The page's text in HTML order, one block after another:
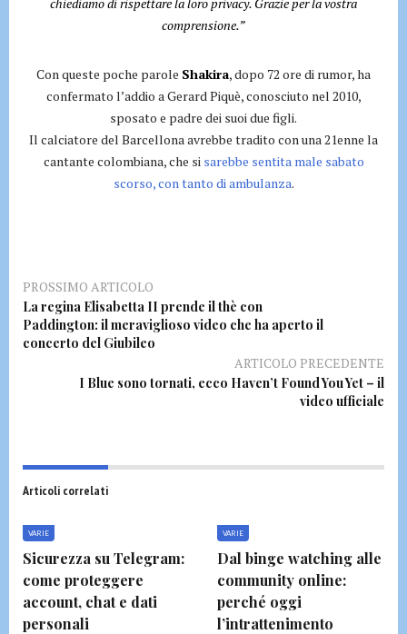
comprensione.”
Con queste poche parole Shakira, dopo 72 ore di rumor, ha
confermato l’addio a Gerard Piquè, conosciuto nel 2010,
sposato e padre dei suoi due figli.
Il calciatore del Barcellona avrebbe tradito con una 21enne la
cantante colombiana, che si sarebbe sentita male sabato
scorso, con tanto di ambulanza.
PROSSIMO ARTICOLO
La regina Elisabetta II prende il thè con
Paddington: il meraviglioso video che ha aperto il
concerto del Giubileo
ARTICOLO PRECEDENTE
I Blue sono tornati, ecco Haven’t Found You Yet – il
video ufficiale
Articoli correlati
VARIE
Sicurezza su Telegram:
come proteggere
account, chat e dati
personali
VARIE
Dal binge watching alle
community online:
perché oggi
l’intrattenimento